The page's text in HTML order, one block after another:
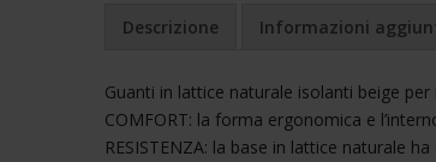
Descrizione Informazioni
Guanti in lattice naturale isolanti beige
COMFORT: la forma ergonomica e
RESISTENZA: la base in lattice naturale